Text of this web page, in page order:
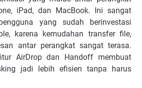
iPad, dan MacBook. Ini sangat
yang sudah berinvestasi
karena kemudahan transfer file,
antar perangkat sangat terasa.
AirDrop dan Handoff membuat
jadi lebih efisien tanpa harus